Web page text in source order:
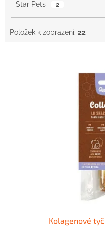
Star Pets 2
Položek k zobrazení: 22
Kolagenové